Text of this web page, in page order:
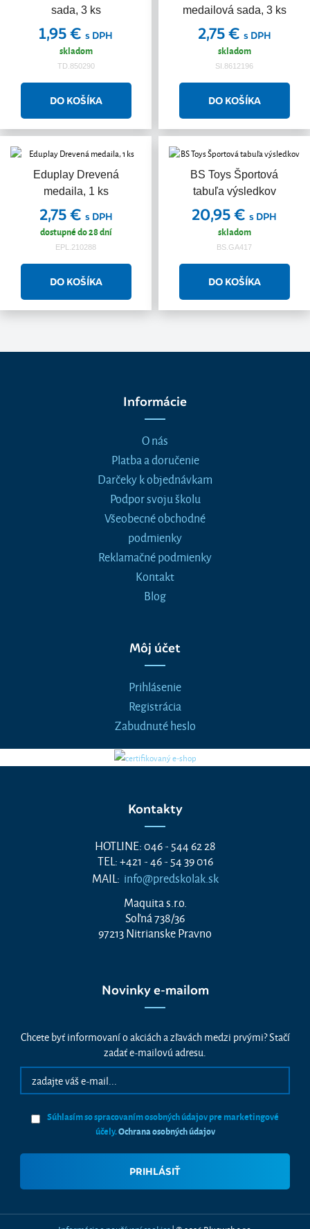
sada, 3 ks
1,95 € s DPH
skladom
TD.850290
medailová sada, 3 ks
2,75 € s DPH
skladom
SI.8612196
Eduplay Drevená
medaila, 1 ks
2,75 € s DPH
dostupné do 28 dní
EPL.210288
BS Toys Športová
tabuľa výsledkov
20,95 € s DPH
skladom
BS.GA417
Informácie
O nás
Platba a doručenie
Darčeky k objednávkam
Podpor svoju školu
Všeobecné obchodné
podmienky
Reklamačné podmienky
Kontakt
Blog
Môj účet
Prihlásenie
Registrácia
Zabudnuté heslo
Kontakty
HOTLINE: 046 - 544 62 28
TEL: +421 - 46 - 54 39 016
MAIL: info@predskolak.sk
Maquita s.r.o.
Soľná 738/36
97213 Nitrianske Pravno
Novinky e-mailom
Chcete byť informovaní o akciách a zľavách medzi prvými? Stačí
zadať e-mailovú adresu.
Súhlasím so spracovaním osobných údajov pre marketingové
účely.Ochrana osobných údajov
Vážime si vaše súkromie
Táto stránka používa cookies, aby vám ponúkla skvelý zážitok z
prehliadania. Všetky dôležité informácie nájdete na stránke Cookies.
Nevyhnuté cookies sú automaticky zapnuté. Ak súhlasíte s prijatím
tlačidlom “Súhlasím a pokračovať", ak chcete svoje nastavenia upraviť